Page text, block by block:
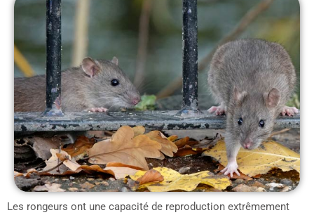
Les rongeurs ont une capacité de reproduction extrêmement